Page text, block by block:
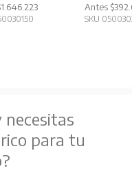
Antes
SKU
necesitas
para tu